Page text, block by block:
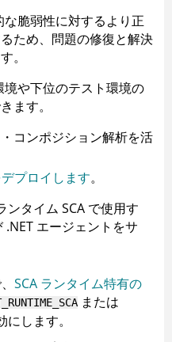
な脆弱性に対するより正
ため、問題の修復と解決
。
境や下位のテスト環境の
ます。
コンポジション解析を活
プロイします。
ンタイム SCA で使用す
.NET エージェントをサ
SCA ランタイム特有の
または
にします。